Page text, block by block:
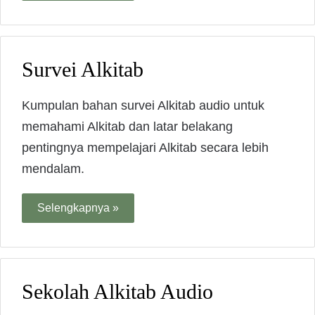
Survei Alkitab
Kumpulan bahan survei Alkitab audio untuk
memahami Alkitab dan latar belakang
pentingnya mempelajari Alkitab secara lebih
mendalam.
Selengkapnya »
Sekolah Alkitab Audio